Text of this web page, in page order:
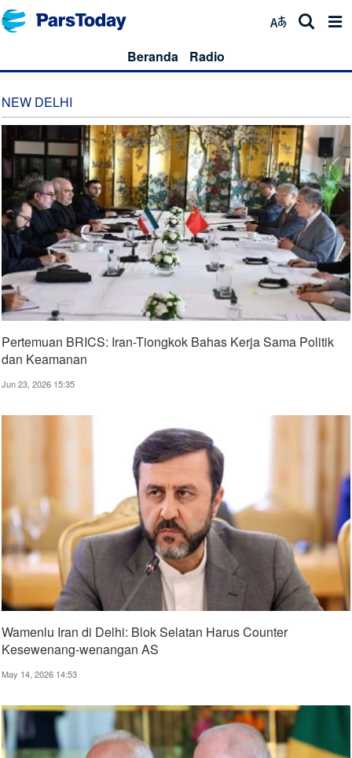
Beranda Radio
NEW DELHI
Pertemuan BRICS: Iran-Tiongkok Bahas Kerja Sama Politik
dan Keamanan
Jun 23, 2026 15:35
Wamenlu Iran di Delhi: Blok Selatan Harus Counter
Kesewenang-wenangan AS
May 14, 2026 14:53